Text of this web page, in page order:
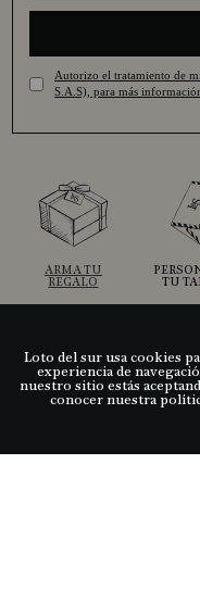
Autorizo el tratamiento de
S.A.S), para más
ARMA TU
REGALO
TU
Ayuda
Descubre LDS
Loto del sur usa cookies
experiencia de
nuestro sitio estás
conocer nuestra